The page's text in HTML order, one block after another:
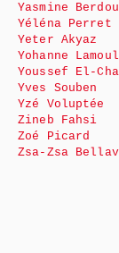
Yasmine
Yéléna Perret
Yeter Akyaz
Yohanne
Youssef El-
Yves Souben
Yzé Voluptée
Zineb Fahsi
Zoé Picard
Zsa-Zsa